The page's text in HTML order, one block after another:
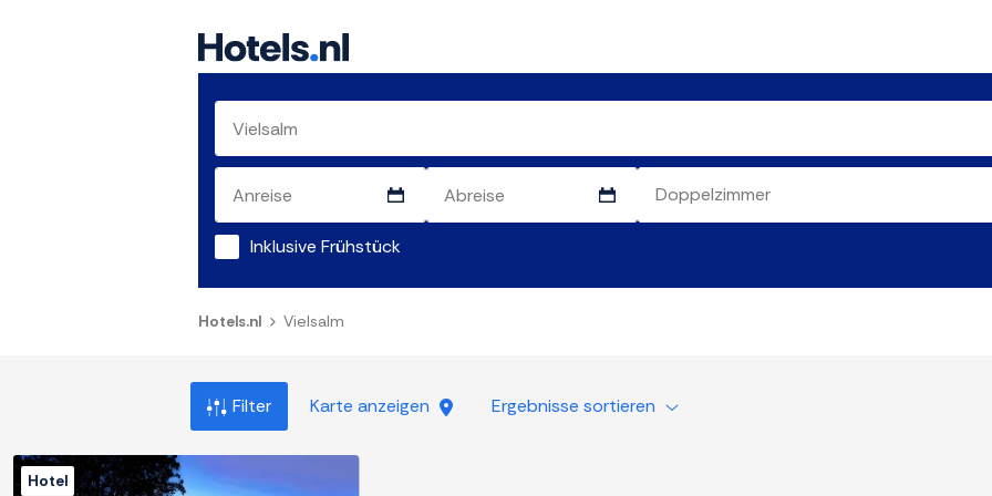
Inklusive Frühstück
Hotels.nl Vielsalm
Filter Karte anzeigen Ergebnisse sortieren
Hotel